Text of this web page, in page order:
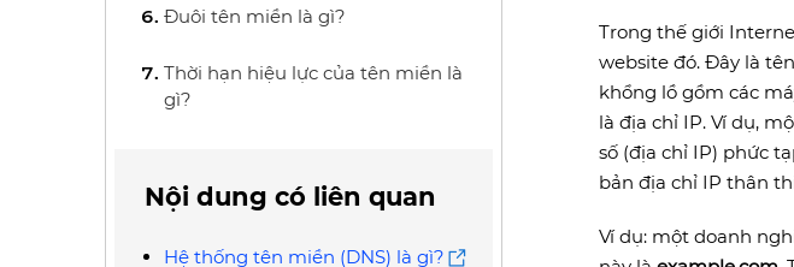
Đuôi tên miền là gì?
Thời hạn hiệu lực của tên miền là
gì?
Nội dung có liên quan
Hệ thống tên miền (DNS) là gì?
Trong thế giới
website đó. Đây là
khổng lồ gồm các
là địa chỉ IP. Ví dụ,
số (địa chỉ IP) phức
bản địa chỉ IP thân
Ví dụ: một doanh